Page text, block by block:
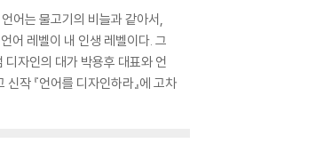
어는 물고기의 비늘과 같아서,
어 레벨이 내 인생 레벨이다. 그
자인의 대가 박용후 대표와 언
작 『언어를 디자인하라』에 고차